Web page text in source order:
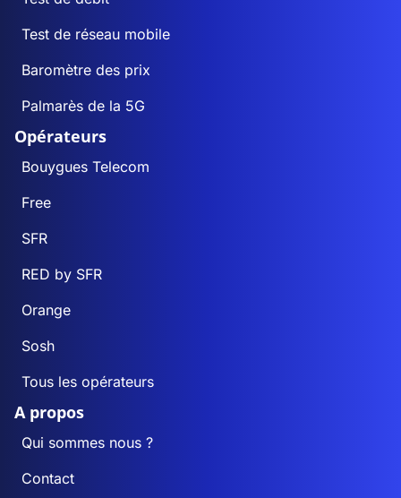
Test de réseau mobile
Baromètre des prix
Palmarès de la 5G
Opérateurs
Bouygues Telecom
Free
SFR
RED by SFR
Orange
Sosh
Tous les opérateurs
A propos
Qui sommes nous ?
Contact